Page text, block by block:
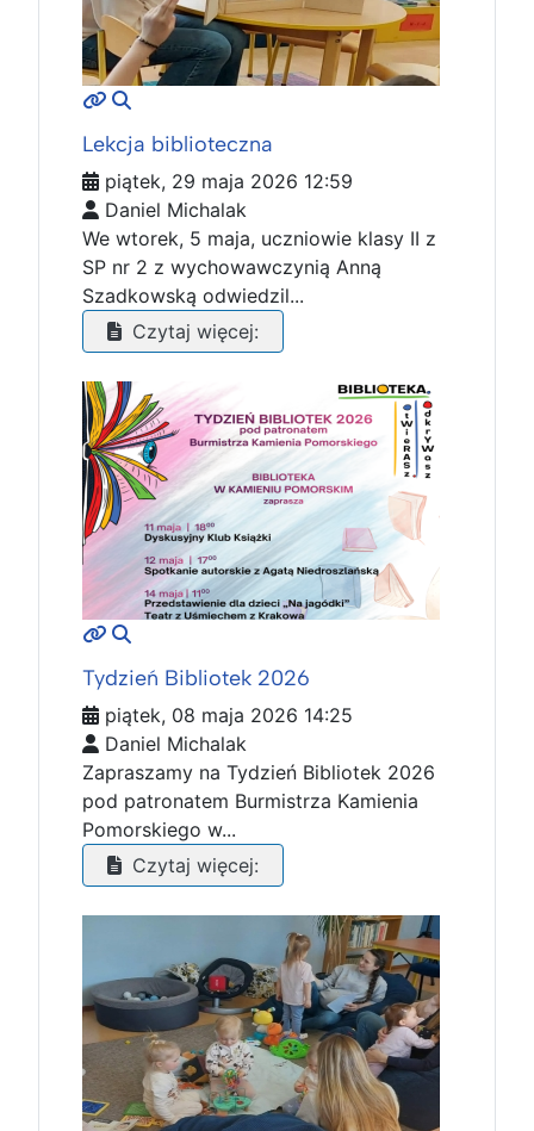
MOD_JTCS_VIEW_ARTICLE_LINK
Lekcja biblioteczna
piątek, 29 maja 2026 12:59
Daniel Michalak
We wtorek, 5 maja, uczniowie klasy II z
SP nr 2 z wychowawczynią Anną
Szadkowską odwiedzil...
Czytaj więcej:
MOD_JTCS_VIEW_ARTICLE_LINK
Tydzień Bibliotek 2026
piątek, 08 maja 2026 14:25
Daniel Michalak
Zapraszamy na Tydzień Bibliotek 2026
pod patronatem Burmistrza Kamienia
Pomorskiego w...
Czytaj więcej: